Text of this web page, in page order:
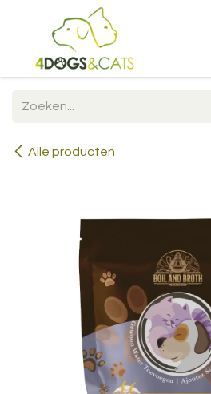
Overslaan naar inhoud
Alle producten